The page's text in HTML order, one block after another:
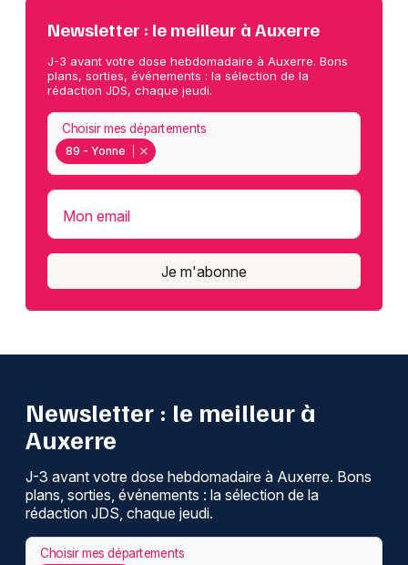
Newsletter : le meilleur à Auxerre
J-3 avant votre dose hebdomadaire à Auxerre. Bons
plans, sorties, événements : la sélection de la
rédaction JDS, chaque jeudi.
89 - Yonne
Choisir mes départements
Mon email
Je m'abonne
Newsletter : le meilleur à
Auxerre
J-3 avant votre dose hebdomadaire à Auxerre. Bons
plans, sorties, événements : la sélection de la
rédaction JDS, chaque jeudi.
Choisir mes départements